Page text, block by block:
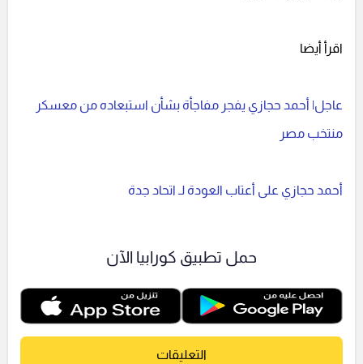
اقرأ أيضا
عاجل| أحمد حجازي يفجر مفاجأة بشأن استبعاده من معسكر
منتخب مصر
أحمد حجازي على أعتاب العودة لـ اتحاد جدة
حمل تطبيق كورابيا الآن
التعليقات